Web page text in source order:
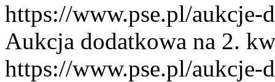
https://www.pse.pl/
Aukcja dodatkowa na 2.
https://www.pse.pl/aukcje-